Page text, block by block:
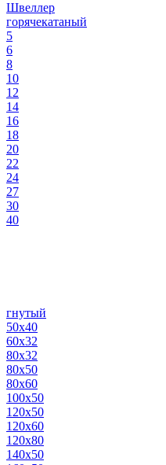
Швеллер
горячекатаный
5
6
8
10
12
14
16
18
20
22
24
27
30
40
гнутый
50х40
60х32
80х32
80х50
80х60
100х50
120х50
120х60
120х80
140х50